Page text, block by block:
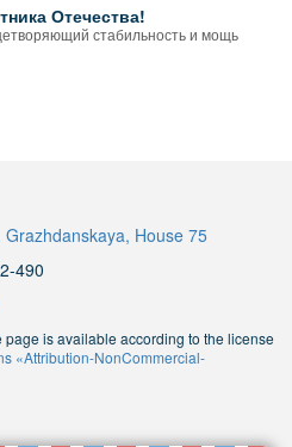
Отечества!
стабильность и мощь
House 75
490
page is available according to the license
«Attribution-NonCommercial-